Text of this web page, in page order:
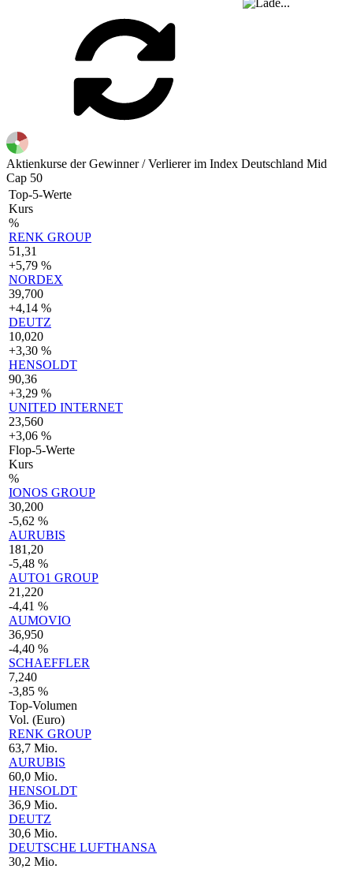
Aktienkurse der Gewinner / Verlierer im Index Deutschland Mid
Cap 50
Top-5-Werte
Kurs
%
RENK GROUP
51,31
+5,79 %
NORDEX
39,700
+4,14 %
DEUTZ
10,020
+3,30 %
HENSOLDT
90,36
+3,29 %
UNITED INTERNET
23,560
+3,06 %
Flop-5-Werte
Kurs
%
IONOS GROUP
30,200
-5,62 %
AURUBIS
181,20
-5,48 %
AUTO1 GROUP
21,220
-4,41 %
AUMOVIO
36,950
-4,40 %
SCHAEFFLER
7,240
-3,85 %
Top-Volumen
Vol. (Euro)
RENK GROUP
63,7 Mio.
AURUBIS
60,0 Mio.
HENSOLDT
36,9 Mio.
DEUTZ
30,6 Mio.
DEUTSCHE LUFTHANSA
30,2 Mio.